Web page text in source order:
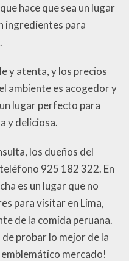
hace que sea un lugar
ingredientes para
y atenta, y los precios
ambiente es acogedor y
lugar perfecto para
y deliciosa.
los dueños del
925 182 322. En
es un lugar que no
para visitar en Lima,
de la comida peruana.
probar lo mejor de la
mercado!